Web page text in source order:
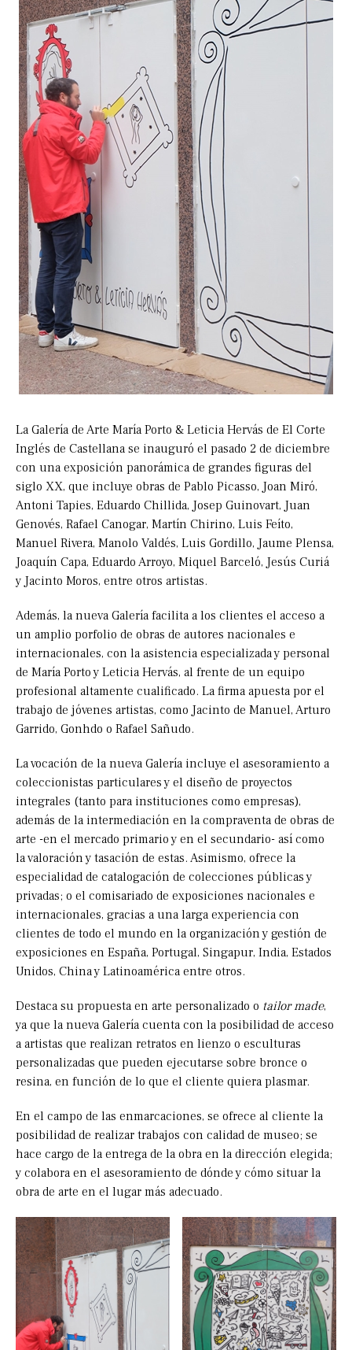
La Galería de Arte María Porto & Leticia Hervás de El Corte
Inglés de Castellana se inauguró el pasado 2 de diciembre
con una exposición panorámica de grandes figuras del
siglo XX, que incluye obras de Pablo Picasso, Joan Miró,
Antoni Tapies, Eduardo Chillida, Josep Guinovart, Juan
Genovés, Rafael Canogar, Martín Chirino, Luis Feíto,
Manuel Rivera, Manolo Valdés, Luis Gordillo, Jaume Plensa,
Joaquín Capa, Eduardo Arroyo, Miquel Barceló, Jesús Curiá
y Jacinto Moros, entre otros artistas.
Además, la nueva Galería facilita a los clientes el acceso a
un amplio porfolio de obras de autores nacionales e
internacionales, con la asistencia especializada y personal
de María Porto y Leticia Hervás, al frente de un equipo
profesional altamente cualificado. La firma apuesta por el
trabajo de jóvenes artistas, como Jacinto de Manuel, Arturo
Garrido, Gonhdo o Rafael Sañudo.
La vocación de la nueva Galería incluye el asesoramiento a
coleccionistas particulares y el diseño de proyectos
integrales (tanto para instituciones como empresas),
además de la intermediación en la compraventa de obras de
arte -en el mercado primario y en el secundario- así como
la valoración y tasación de estas. Asimismo, ofrece la
especialidad de catalogación de colecciones públicas y
privadas; o el comisariado de exposiciones nacionales e
internacionales, gracias a una larga experiencia con
clientes de todo el mundo en la organización y gestión de
exposiciones en España, Portugal, Singapur, India, Estados
Unidos, China y Latinoamérica entre otros.
Destaca su propuesta en arte personalizado o tailor made,
ya que la nueva Galería cuenta con la posibilidad de acceso
a artistas que realizan retratos en lienzo o esculturas
personalizadas que pueden ejecutarse sobre bronce o
resina, en función de lo que el cliente quiera plasmar.
En el campo de las enmarcaciones, se ofrece al cliente la
posibilidad de realizar trabajos con calidad de museo; se
hace cargo de la entrega de la obra en la dirección elegida;
y colabora en el asesoramiento de dónde y cómo situar la
obra de arte en el lugar más adecuado.